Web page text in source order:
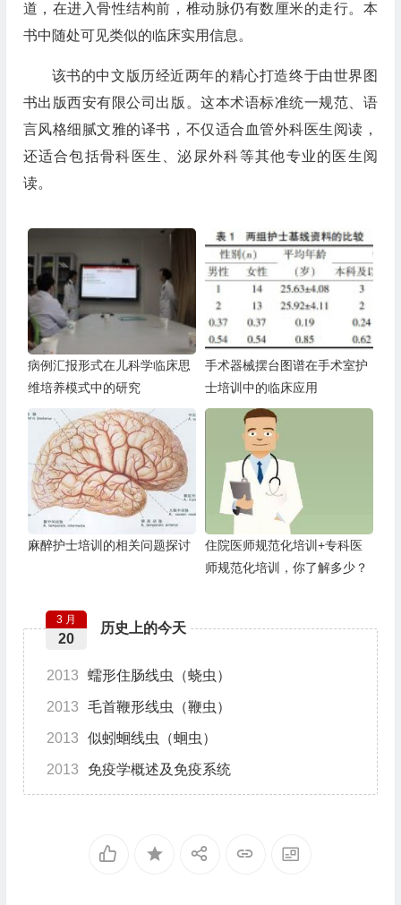
道，在进入骨性结构前，椎动脉仍有数厘米的走行。本
书中随处可见类似的临床实用信息。
该书的中文版历经近两年的精心打造终于由世界图
书出版西安有限公司出版。这本术语标准统一规范、语
言风格细腻文雅的译书，不仅适合血管外科医生阅读，
还适合包括骨科医生、泌尿外科等其他专业的医生阅
读。
病例汇报形式在儿科学临床思
维培养模式中的研究
手术器械摆台图谱在手术室护
士培训中的临床应用
麻醉护士培训的相关问题探讨
住院医师规范化培训+专科医
师规范化培训，你了解多少？
历史上的今天
3 月
20
2013 蠕形住肠线虫（蛲虫）
2013 毛首鞭形线虫（鞭虫）
2013 似蚓蛔线虫（蛔虫）
2013 免疫学概述及免疫系统